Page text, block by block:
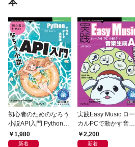
初心者のためのなろう
小説API入門 Pythonで
作るデータ活用法
1,980
新着
実践Easy Music ロー
カルPCで動かす音楽
生成AI完全ガイド
2,200
新着